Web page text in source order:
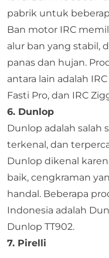
pabrik untuk
Ban motor IRC
alur ban yang stabil,
panas dan hujan.
antara lain adalah IRC
Fasti Pro, dan IRC
6. Dunlop
Dunlop adalah salah
terkenal, dan
Dunlop dikenal
baik, cengkraman
handal. Beberapa
Indonesia adalah
Dunlop TT902.
7. Pirelli